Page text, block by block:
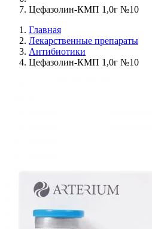
Цефазолин-КМП 1,0г №10
Главная
Лекарственные препараты
Антибиотики
Цефазолин-КМП 1,0г №10